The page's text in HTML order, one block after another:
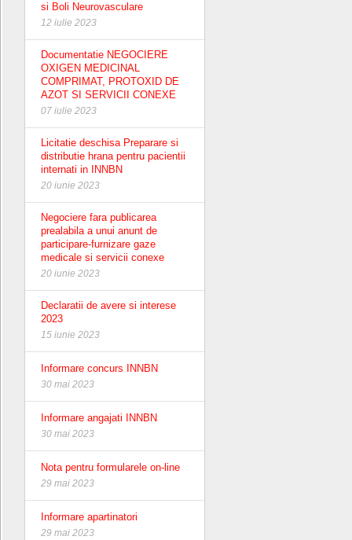
si Boli Neurovasculare
12 iulie 2023
Documentatie NEGOCIERE
OXIGEN MEDICINAL
COMPRIMAT, PROTOXID DE
AZOT SI SERVICII CONEXE
07 iulie 2023
Licitatie deschisa Preparare si
distributie hrana pentru pacientii
internati in INNBN
20 iunie 2023
Negociere fara publicarea
prealabila a unui anunt de
participare-furnizare gaze
medicale si servicii conexe
20 iunie 2023
Declaratii de avere si interese
2023
15 iunie 2023
Informare concurs INNBN
30 mai 2023
Informare angajati INNBN
30 mai 2023
Nota pentru formularele on-line
29 mai 2023
Informare apartinatori
29 mai 2023